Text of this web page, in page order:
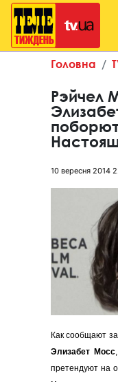
Головна
Рэйчел
10 вересня 2014
Как сообщают
Элизабет Мосс
претендуют на